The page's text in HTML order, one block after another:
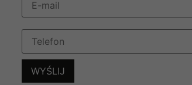
energii. Z biegiem lat instalacja
czy nadal pracują tak jak
spadać.